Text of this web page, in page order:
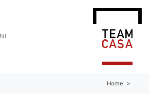
Home >